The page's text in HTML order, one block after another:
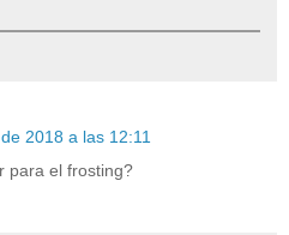
2018 a las 12:11
para el frosting?